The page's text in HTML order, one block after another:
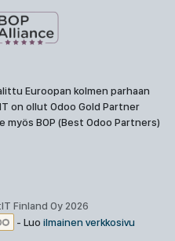
Euroopan kolmen parhaan
on ollut Odoo Gold Partner
myös BOP (Best Odoo Partners)
Finland Oy 2026
- Luo ilmainen verkkosivu